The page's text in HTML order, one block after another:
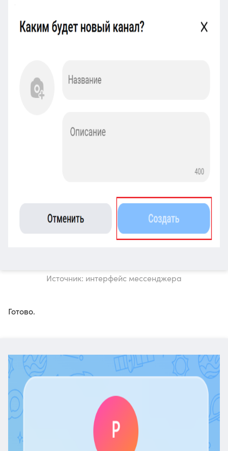
Источник: интерфейс мессенджера
Готово.